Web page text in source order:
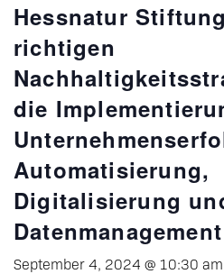
Hessnatur
richtigen
die
Automatisierung,
Digitalisierung
Datenmanagement
September 4, 2024 @ 10:30 am